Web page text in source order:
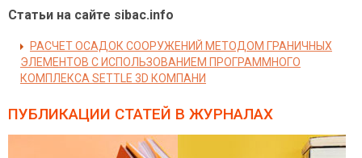
Статьи на сайте sibac.info
РАСЧЕТ ОСАДОК СООРУЖЕНИЙ МЕТОДОМ ГРАНИЧНЫХ
ЭЛЕМЕНТОВ С ИСПОЛЬЗОВАНИЕМ ПРОГРАММНОГО
КОМПЛЕКСА SETTLE 3D КОМПАНИ
ПУБЛИКАЦИИ СТАТЕЙ В ЖУРНАЛАХ